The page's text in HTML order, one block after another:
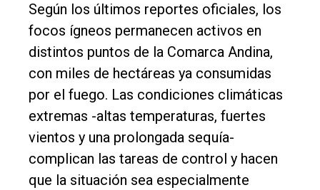
Según los últimos reportes oficiales, los
focos ígneos permanecen activos en
distintos puntos de la Comarca Andina,
con miles de hectáreas ya consumidas
por el fuego. Las condiciones climáticas
extremas -altas temperaturas, fuertes
vientos y una prolongada sequía-
complican las tareas de control y hacen
que la situación sea especialmente